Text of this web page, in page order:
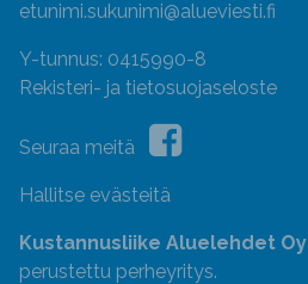
etunimi.sukunimi@alueviesti.fi
Y-tunnus: 0415990-8
Rekisteri- ja tietosuojaseloste
Seuraa meitä
Hallitse evästeitä
Kustannusliike Aluelehdet Oy
perustettu perheyritys.